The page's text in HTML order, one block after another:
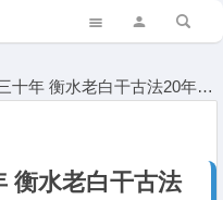
衡水老白干古法20年39度一箱
衡水老白干古法